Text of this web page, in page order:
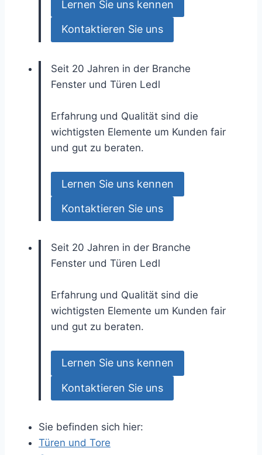
Lernen Sie uns kennen
Kontaktieren Sie uns
Seit 20 Jahren in der Branche
Fenster und Türen Ledl
Erfahrung und Qualität sind die
wichtigsten Elemente um Kunden fair
und gut zu beraten.
Lernen Sie uns kennen
Kontaktieren Sie uns
Seit 20 Jahren in der Branche
Fenster und Türen Ledl
Erfahrung und Qualität sind die
wichtigsten Elemente um Kunden fair
und gut zu beraten.
Lernen Sie uns kennen
Kontaktieren Sie uns
Sie befinden sich hier:
Türen und Tore